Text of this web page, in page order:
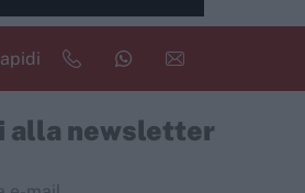
alla newsletter